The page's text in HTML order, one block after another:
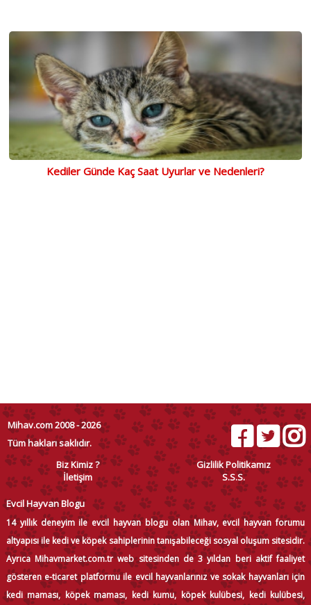
Kediler Günde Kaç Saat Uyurlar ve Nedenleri?
Mihav.com 2008 - 2026
Tüm hakları saklıdır.
Biz Kimiz ?
Gizlilik Politikamız
İletişim
S.S.S.
Evcil Hayvan Blogu
14 yıllık deneyim ile evcil hayvan blogu olan Mihav, evcil hayvan forumu
altyapısı ile kedi ve köpek sahiplerinin tanışabileceği sosyal oluşum sitesidir.
Ayrıca Mihavmarket.com.tr web sitesinden de 3 yıldan beri aktif faaliyet
gösteren e-ticaret platformu ile evcil hayvanlarınız ve sokak hayvanları için
kedi maması, köpek maması, kedi kumu, köpek kulübesi, kedi kulübesi,